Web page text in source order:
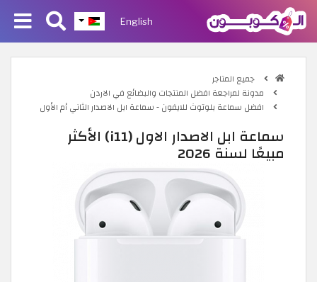
English
جميع المتاجر
مدونة لمراجعة افضل المنتجات والبضائع في الاردن
افضل سماعة بلوتوث للايفون - سماعة ابل الاصدار الثاني أم الأول
سماعة ابل الاصدار الاول (i11) الأكثر
مبيعًا لسنة 2026